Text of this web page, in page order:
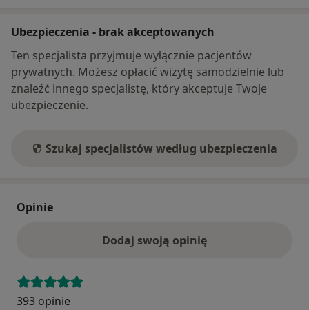
Ubezpieczenia - brak akceptowanych
Ten specjalista przyjmuje wyłącznie pacjentów
prywatnych. Możesz opłacić wizytę samodzielnie lub
znaleźć innego specjalistę, który akceptuje Twoje
ubezpieczenie.
Szukaj specjalistów według ubezpieczenia
Opinie
Dodaj swoją opinię
393 opinie